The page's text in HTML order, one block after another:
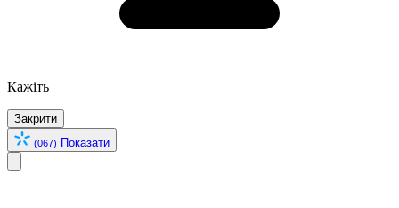
Кажіть
Закрити
(067) Показати